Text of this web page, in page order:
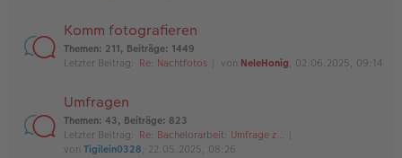
Komm fotografieren
Themen: 211, Beiträge: 1449
Letzter Beitrag: Re: Nachtfotos von NeleHonig, 02.06.2025, 09:14
Umfragen
Themen: 43, Beiträge: 823
Letzter Beitrag: Re: Bachelorarbeit: Umfrage z…
von Tigilein0328, 22.05.2025, 08:26